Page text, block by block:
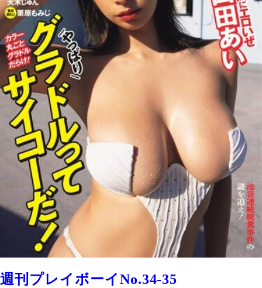
週刊プレイボーイNo.34-35